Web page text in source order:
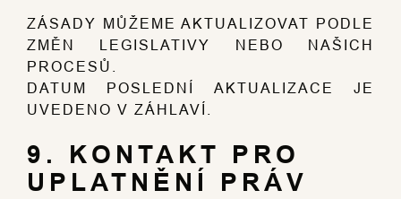
ZÁSADY MŮŽEME AKTUALIZOVAT PODLE
ZMĚN LEGISLATIVY NEBO NAŠICH
PROCESŮ.
DATUM POSLEDNÍ AKTUALIZACE JE
UVEDENO V ZÁHLAVÍ.
9. KONTAKT PRO
UPLATNĚNÍ PRÁV